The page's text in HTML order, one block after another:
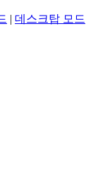
| 데스크탑 모드